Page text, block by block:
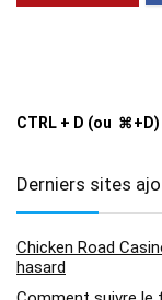
CTRL + D (ou
Derniers sites
Chicken Road
hasard